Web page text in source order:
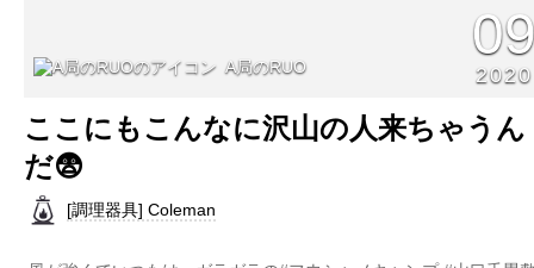
A局のRUO 2020
ここにもこんなに沢山の人来ちゃうん
だ😨
[調理器具] Coleman